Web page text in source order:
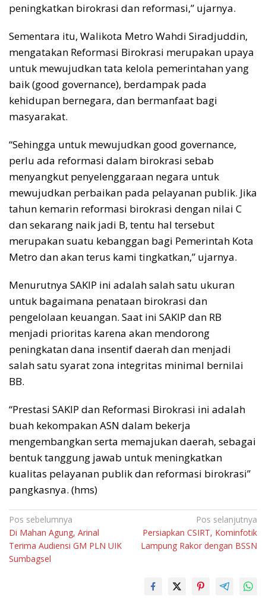
peningkatkan birokrasi dan reformasi,” ujarnya.
Sementara itu, Walikota Metro Wahdi Siradjuddin,
mengatakan Reformasi Birokrasi merupakan upaya
untuk mewujudkan tata kelola pemerintahan yang
baik (good governance), berdampak pada
kehidupan bernegara, dan bermanfaat bagi
masyarakat.
“Sehingga untuk mewujudkan good governance,
perlu ada reformasi dalam birokrasi sebab
menyangkut penyelenggaraan negara untuk
mewujudkan perbaikan pada pelayanan publik. Jika
tahun kemarin reformasi birokrasi dengan nilai C
dan sekarang naik jadi B, tentu hal tersebut
merupakan suatu kebanggan bagi Pemerintah Kota
Metro dan akan terus kami tingkatkan,” ujarnya.
Menurutnya SAKIP ini adalah salah satu ukuran
untuk bagaimana penataan birokrasi dan
pengelolaan keuangan. Saat ini SAKIP dan RB
menjadi prioritas karena akan mendorong
peningkatan dana insentif daerah dan menjadi
salah satu syarat zona integritas minimal bernilai
BB.
“Prestasi SAKIP dan Reformasi Birokrasi ini adalah
buah kekompakan ASN dalam bekerja
mengembangkan serta memajukan daerah, sebagai
bentuk tanggung jawab untuk meningkatkan
kualitas pelayanan publik dan reformasi birokrasi”
pangkasnya. (hms)
Navigasi
pos
Pos sebelumnya
Di Mahan Agung, Arinal
Terima Audiensi GM PLN UIK
Sumbagsel
Pos selanjutnya
Persiapkan CSIRT, Kominfotik
Lampung Rakor dengan BSSN